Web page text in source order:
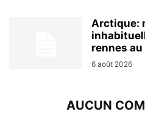
Arctique:
rennes
6 août 2026
AUCUN